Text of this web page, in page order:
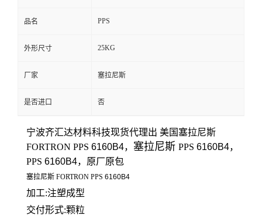
言
品名 PPS
外形尺寸 25KG
厂家 塞拉尼斯
是否进口 否
宁波齐汇达材料科技现货代理出 美国 塞拉尼斯
FORTRON PPS 6160B4， 塞拉尼斯 PPS 6160B4，
PPS 6160B4，原厂原包
塞拉尼斯 FORTRON PPS 6160B4
加工:注塑成型
交付形式:颗粒